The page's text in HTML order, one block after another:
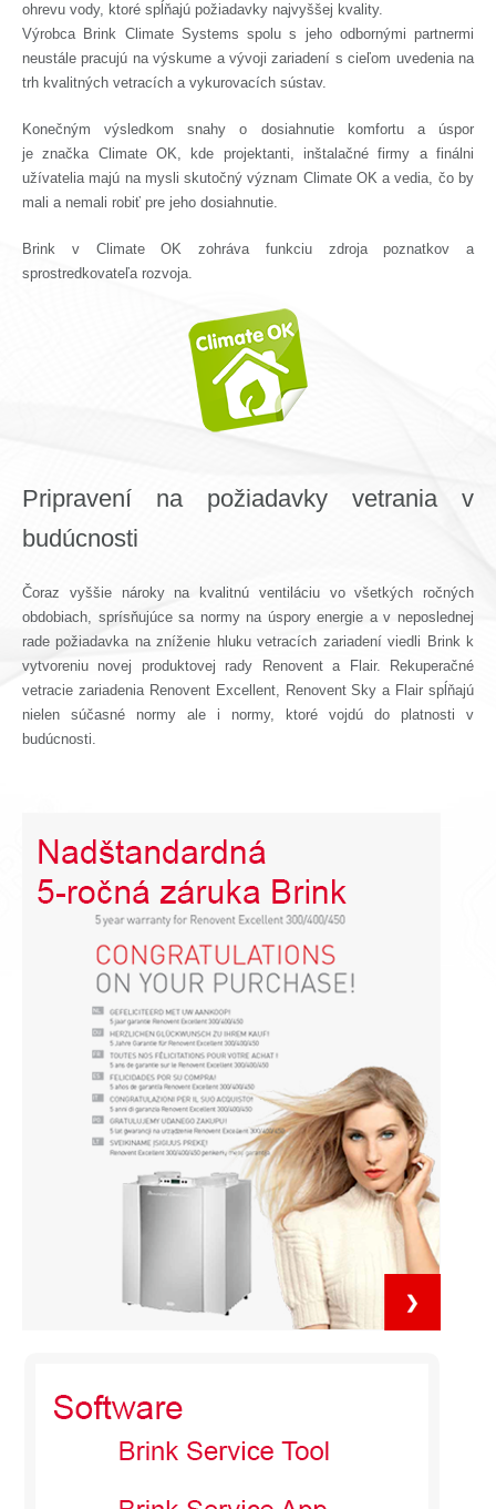
ohrevu vody, ktoré spĺňajú požiadavky najvyššej kvality.
Výrobca Brink Climate Systems spolu s jeho odbornými partnermi
neustále pracujú na výskume a vývoji zariadení s cieľom uvedenia na
trh kvalitných vetracích a vykurovacích sústav.
Konečným výsledkom snahy o dosiahnutie komfortu a úspor
je značka Climate OK, kde projektanti, inštalačné firmy a finálni
užívatelia majú na mysli skutočný význam Climate OK a vedia, čo by
mali a nemali robiť pre jeho dosiahnutie.
Brink v Climate OK zohráva funkciu zdroja poznatkov a
sprostredkovateľa rozvoja.
Pripravení na požiadavky vetrania v
budúcnosti
Čoraz vyššie nároky na kvalitnú ventiláciu vo všetkých ročných
obdobiach, sprísňujúce sa normy na úspory energie a v neposlednej
rade požiadavka na zníženie hluku vetracích zariadení viedli Brink k
vytvoreniu novej produktovej rady Renovent a Flair. Rekuperačné
vetracie zariadenia Renovent Excellent, Renovent Sky a Flair spĺňajú
nielen súčasné normy ale i normy, ktoré vojdú do platnosti v
budúcnosti.